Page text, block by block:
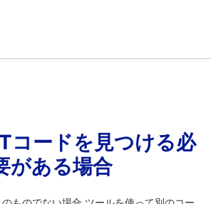
コードを見つける必
がある場合